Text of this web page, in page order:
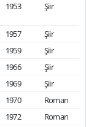
1953 Şiir
1957
Şiir
1959
Şiir
1966
Şiir
1969
Şiir
1970
Roman
1972
Roman